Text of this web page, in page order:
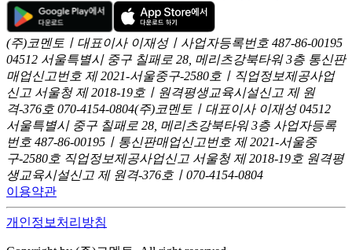
(주)코멘토ㅣ대표이사 이재성ㅣ사업자등록번호 487-86-00195
04512 서울특별시 중구 칠패로 28, 메리츠강북타워 3층 통신판
매업신고번호 제 2021-서울중구-2580호ㅣ직업정보제공사업
신고 서울청 제 2018-19호ㅣ원격평생교육시설신고 제 원
격-376호 070-4154-0804(주)코멘토ㅣ대표이사 이재성 04512
서울특별시 중구 칠패로 28, 메리츠강북타워 3층 사업자등록
번호 487-86-00195ㅣ통신판매업신고번호 제 2021-서울중
구-2580호 직업정보제공사업신고 서울청 제 2018-19호 원격평
생교육시설신고 제 원격-376호ㅣ070-4154-0804
이용약관
개인정보처리방침